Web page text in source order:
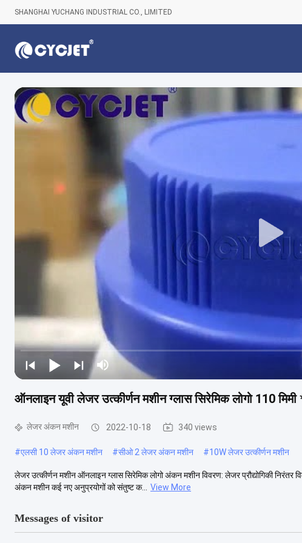
SHANGHAI YUCHANG INDUSTRIAL CO., LIMITED
ऑनलाइन यूवी लेजर उत्कीर्णन मशीन ग्लास सिरेमिक लोगो 110 मिमी
लेजर अंकन मशीन 2022-10-18 340 views
#एलसी 10 लेजर अंकन मशीन #सीओ 2 लेजर अंकन मशीन #10W लेजर उत्कीर्णन मशीन
लेजर उत्कीर्णन मशीन ऑनलाइन ग्लास सिरेमिक लोगो अंकन मशीन विवरण: लेजर प्रौद्योगिकी
अंकन मशीन कई नए अनुप्रयोगों को संतुष्ट क...
View More
Messages of visitor